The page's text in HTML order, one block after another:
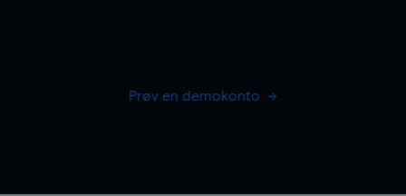
Prøv en demokonto